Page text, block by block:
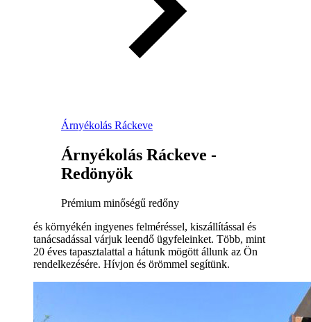
Árnyékolás Ráckeve
Árnyékolás Ráckeve -
Redönyök
Prémium minőségű redőny
és környékén ingyenes felméréssel, kiszállítással és
tanácsadással várjuk leendő ügyfeleinket. Több, mint
20 éves tapasztalattal a hátunk mögött állunk az Ön
rendelkezésére. Hívjon és örömmel segítünk.